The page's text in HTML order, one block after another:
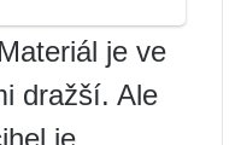
je ve
dražší. Ale
je